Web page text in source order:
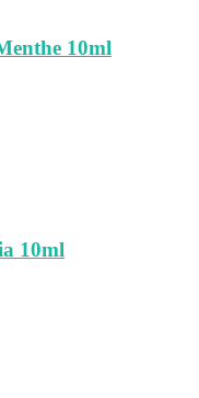
10ml
10ml